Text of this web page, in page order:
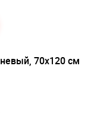
70х120 см